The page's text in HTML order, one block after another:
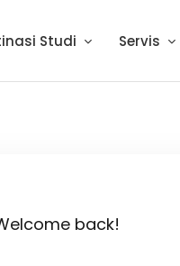
Studi Servis
back!